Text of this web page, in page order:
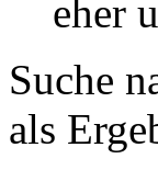
eher
Suche
als